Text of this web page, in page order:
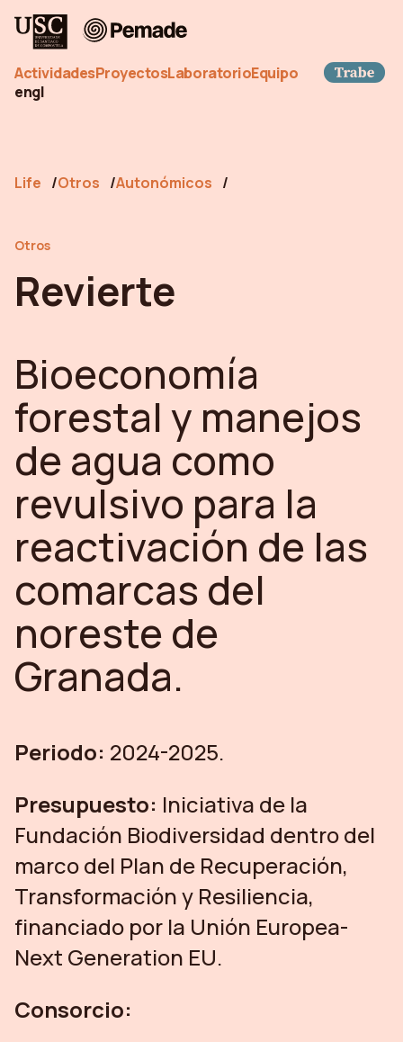
Pemade
ActividadesProyectosLaboratorioEquipo
engl
Life Otros Autonómicos
Otros
Revierte
Bioeconomía
forestal y manejos
de agua como
revulsivo para la
reactivación de las
comarcas del
noreste de
Granada.
Periodo: 2024-2025.
Presupuesto: Iniciativa de la
Fundación Biodiversidad dentro del
marco del Plan de Recuperación,
Transformación y Resiliencia,
financiado por la Unión Europea-
Next Generation EU.
Consorcio: